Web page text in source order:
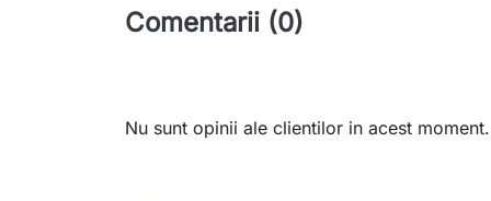
Comentarii (0)
Nu sunt opinii ale clientilor in acest moment.